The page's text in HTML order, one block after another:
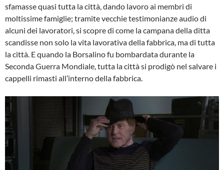
sfamasse quasi tutta la città, dando lavoro ai membri di
moltissime famiglie; tramite vecchie testimonianze audio di
alcuni dei lavoratori, si scopre di come la campana della ditta
scandisse non solo la vita lavorativa della fabbrica, ma di tutta
la città. E quando la Borsalino fu bombardata durante la
Seconda Guerra Mondiale, tutta la città si prodigò nel salvare i
cappelli rimasti all’interno della fabbrica.